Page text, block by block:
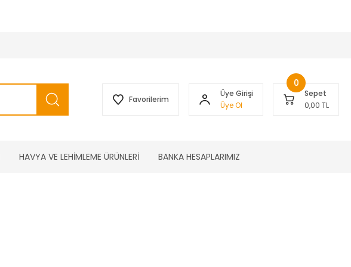
Favorilerim
Üye Girişi
Üye Ol
Sepet
0,00 TL
0
HAVYA VE LEHİMLEME ÜRÜNLERİ BANKA HESAPLARIMIZ